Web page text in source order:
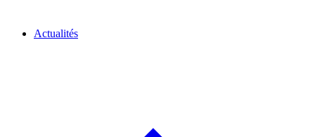
Actualités